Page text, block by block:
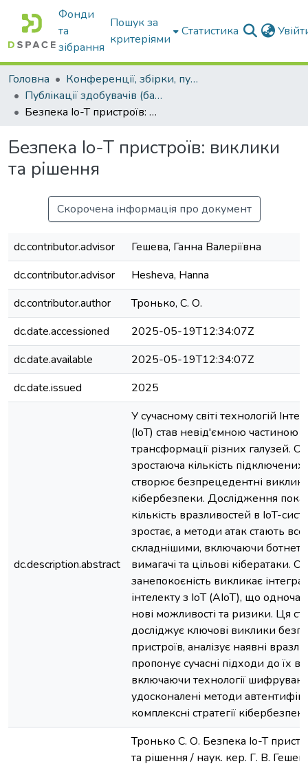
Фонди
та
зібрання
Пошук за
критеріями
Статистика
Головна
Конференції, збірки, публікації молодих вчених і здобувачів : магістрів, бакалаврів, аспірантів.
Публікації здобувачів (бакалаврів. магістрів, аспірантів)
Безпека Io-T пристроїв: виклики та рішення
Безпека Io-T пристроїв: виклики
та рішення
Скорочена інформація про документ
dc.contributor.advisor
Гешева, Ганна Валеріївна
dc.contributor.advisor
Hesheva, Hanna
dc.contributor.author
Тронько, С. О.
dc.date.accessioned
2025-05-19T12:34:07Z
dc.date.available
2025-05-19T12:34:07Z
dc.date.issued
2025
dc.description.abstract
У сучасному світі технологій
(IoT) став невід'ємною частиною
трансформації різних галузей.
зростаюча кількість підключених
створює безпрецедентні
кібербезпеки. Дослідження
кількість вразливостей в IoT-
зростає, а методи атак стають все
складнішими, включаючи
вимагачі та цільові кібератаки.
занепокоєність викликає
інтелекту з IoT (AIoT), що
нові можливості та ризики. Ця
досліджує ключові виклики
пристроїв, аналізує наявні
пропонує сучасні підходи до їх
включаючи технології
удосконалені методи
комплексні стратегії
Тронько С. О. Безпека Io-T
та рішення / наук. кер. Г. В.